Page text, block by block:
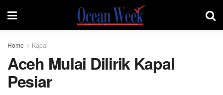
Home Kapal
Aceh Mulai Dilirik Kapal
Pesiar